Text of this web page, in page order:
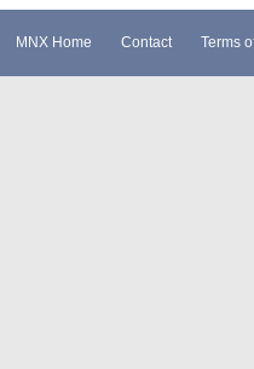
MNX Home Contact Terms